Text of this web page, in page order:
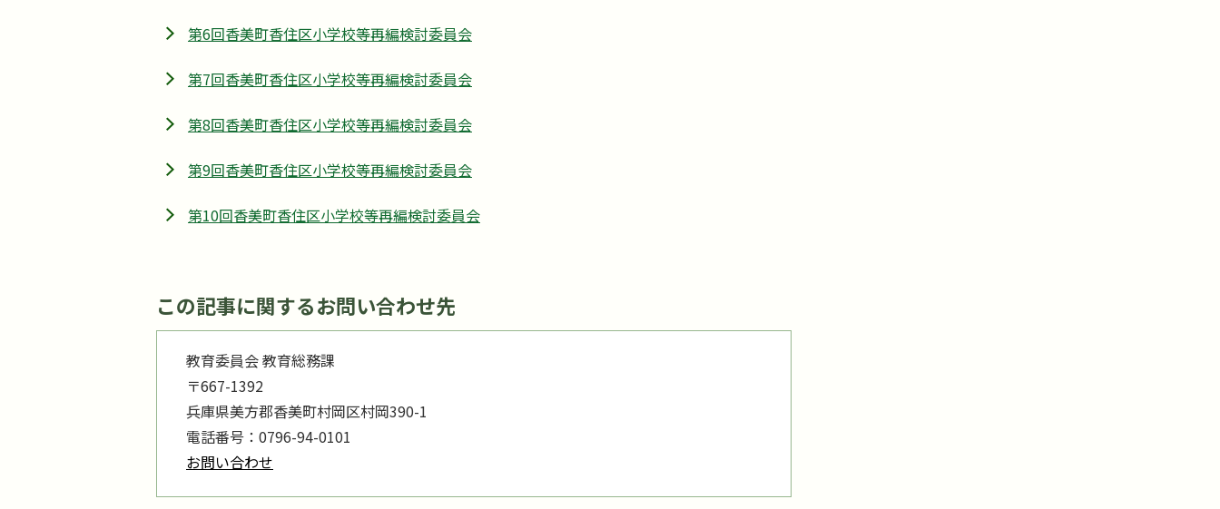
第6回香美町香住区小学校等再編検討委員会
第7回香美町香住区小学校等再編検討委員会
第8回香美町香住区小学校等再編検討委員会
第9回香美町香住区小学校等再編検討委員会
第10回香美町香住区小学校等再編検討委員会
この記事に関するお問い合わせ先
教育委員会 教育総務課
〒667-1392
兵庫県美方郡香美町村岡区村岡390-1
電話番号：0796-94-0101
お問い合わせ